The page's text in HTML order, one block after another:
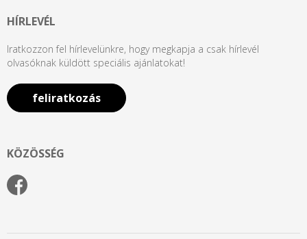
HÍRLEVÉL
Iratkozzon fel hírlevelünkre, hogy megkapja a csak hírlevél
olvasóknak küldött speciális ajánlatokat!
feliratkozás
KÖZÖSSÉG